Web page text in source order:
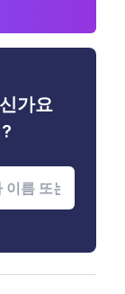
가요